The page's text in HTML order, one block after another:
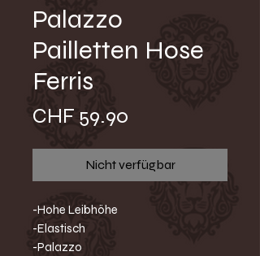
Palazzo
Pailletten Hose
Ferris
CHF 59.90
Nicht verfügbar
-Hohe Leibhöhe
-Elastisch
-Palazzo